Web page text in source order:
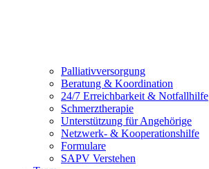
Palliativversorgung
Beratung & Koordination
24/7 Erreichbarkeit & Notfallhilfe
Schmerztherapie
Unterstützung für Angehörige
Netzwerk- & Kooperationshilfe
Formulare
SAPV Verstehen